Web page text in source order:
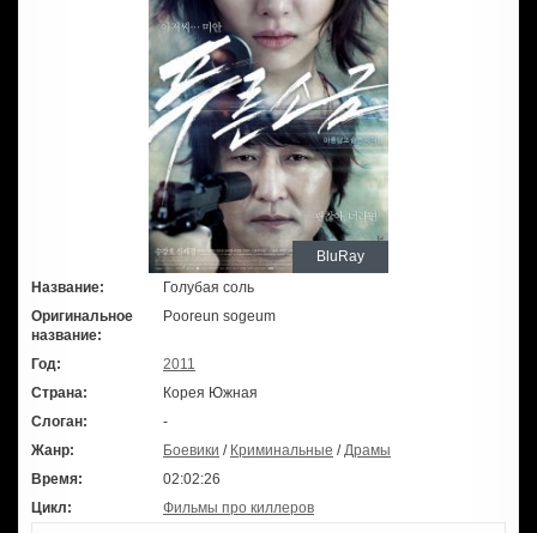
BluRay
Название:
Голубая соль
Оригинальное
название:
Pooreun sogeum
Год:
2011
Страна:
Корея Южная
Слоган:
-
Жанр:
Боевики / Криминальные /Драмы
Время:
02:02:26
Цикл:
Фильмы про киллеров